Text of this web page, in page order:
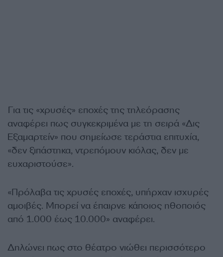
Για τις «χρυσές» εποχές της τηλεόρασης
αναφέρει πως συγκεκριμένα με τη σειρά «Δις
Εξαμαρτείν» που σημείωσε τεράστια επιτυχία,
«δεν ξιπάστηκα, ντρεπόμουν κιόλας, δεν με
ευχαριστούσε».
«Πρόλαβα τις χρυσές εποχές, υπήρχαν ισχυρές
αμοιβές. Μπορεί να έπαιρνε κάποιος ηθοποιός
από 1.000 έως 10.000» αναφέρει.
Δηλώνει πως στο θέατρο νιώθει περισσότερο